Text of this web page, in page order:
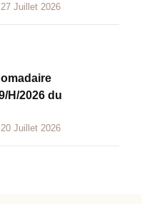
Juillet 2026
H/2026 du
Juillet 2026